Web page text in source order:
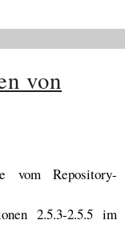
von
vom Repository-
2.5.3-2.5.5 im